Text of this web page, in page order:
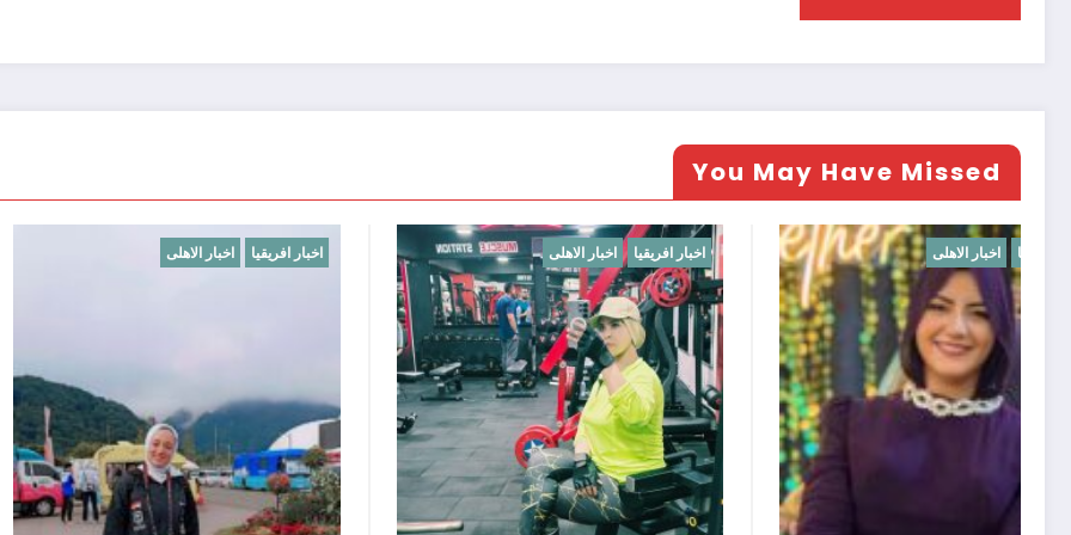
You May Have Missed
اخبار افريقيا اخبار افريقيا اخبار الاهلى اخبار افريقيا اخبار الاهلى